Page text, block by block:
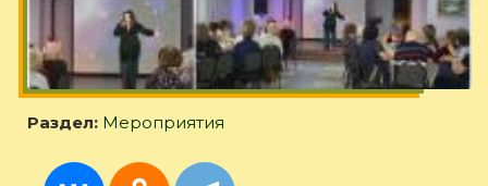
Раздел: Мероприятия